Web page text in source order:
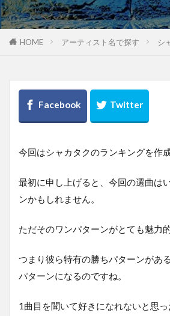
HOME アーティスト名で探す シ
今回はシャカタクのランキングを作
最初に申し上げると、今回の選曲は
ンかもしれません。
ただそのワンパターンがとても魅力的
つまり彼ら特有の勝ちパターンがあ
パターンになるのですね。
1曲目を聞いて好きになれないと思